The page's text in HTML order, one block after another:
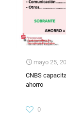
mayo 25,
CNBS
ahorro
0